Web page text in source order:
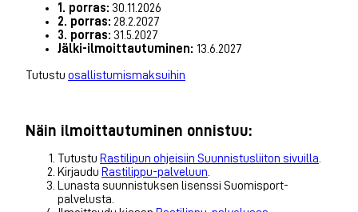
1. porras: 30.11.2026
2. porras: 28.2.2027
3. porras: 31.5.2027
Jälki-ilmoittautuminen: 13.6.2027
Tutustu osallistumismaksuihin
Näin ilmoittautuminen onnistuu:
Tutustu Rastilipun ohjeisiin Suunnistusliiton sivuilla
Kirjaudu Rastilippu-palveluun
Lunasta suunnistuksen lisenssi Suomisport-
palvelusta.